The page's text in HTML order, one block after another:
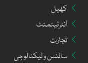
کھیل
انٹرٹینمنٹ
تجارت
سائنس و ٹیکنالوجی